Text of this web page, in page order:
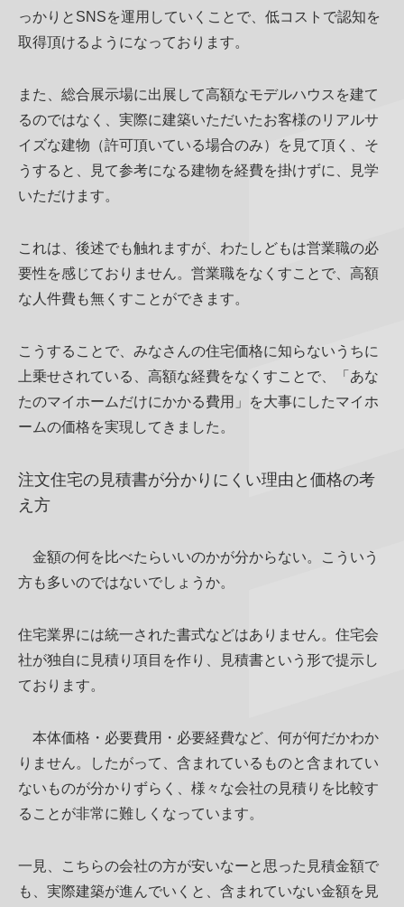
っかりとSNSを運用していくことで、低コストで認知を
取得頂けるようになっております。
また、総合展示場に出展して高額なモデルハウスを建て
るのではなく、実際に建築いただいたお客様のリアルサ
イズな建物（許可頂いている場合のみ）を見て頂く、そ
うすると、見て参考になる建物を経費を掛けずに、見学
いただけます。
これは、後述でも触れますが、わたしどもは営業職の必
要性を感じておりません。営業職をなくすことで、高額
な人件費も無くすことができます。
こうすることで、みなさんの住宅価格に知らないうちに
上乗せされている、高額な経費をなくすことで、「あな
たのマイホームだけにかかる費用」を大事にしたマイホ
ームの価格を実現してきました。
注文住宅の見積書が分かりにくい理由と価格の考
え方
金額の何を比べたらいいのかが分からない。こういう
方も多いのではないでしょうか。
住宅業界には統一された書式などはありません。住宅会
社が独自に見積り項目を作り、見積書という形で提示し
ております。
本体価格・必要費用・必要経費など、何が何だかわか
りません。したがって、含まれているものと含まれてい
ないものが分かりずらく、様々な会社の見積りを比較す
ることが非常に難しくなっています。
一見、こちらの会社の方が安いなーと思った見積金額で
も、実際建築が進んでいくと、含まれていない金額を見